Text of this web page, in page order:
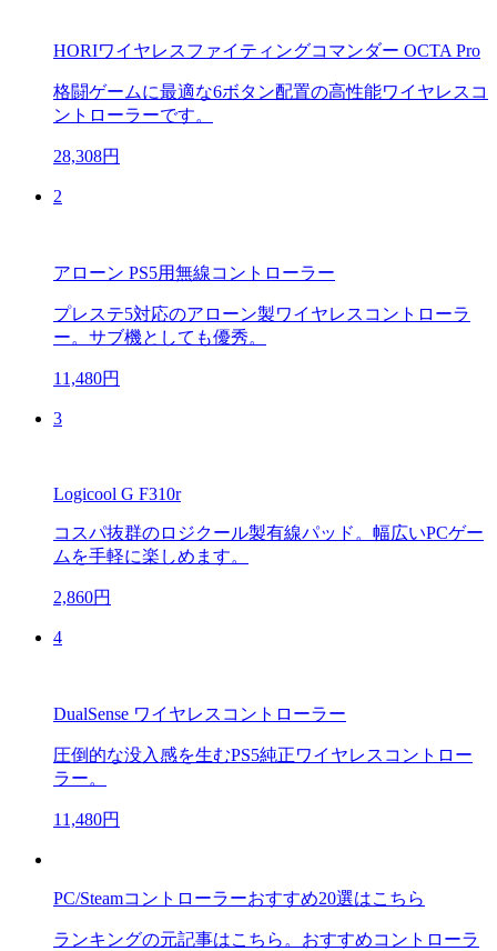
HORIワイヤレスファイティングコマンダー OCTA Pro
格闘ゲームに最適な6ボタン配置の高性能ワイヤレスコ
ントローラーです。
28,308円
2
アローン PS5用無線コントローラー
プレステ5対応のアローン製ワイヤレスコントローラ
ー。サブ機としても優秀。
11,480円
3
Logicool G F310r
コスパ抜群のロジクール製有線パッド。幅広いPCゲー
ムを手軽に楽しめます。
2,860円
4
DualSense ワイヤレスコントローラー
圧倒的な没入感を生むPS5純正ワイヤレスコントロー
ラー。
11,480円
PC/Steamコントローラーおすすめ20選はこちら
ランキングの元記事はこちら。おすすめコントローラ